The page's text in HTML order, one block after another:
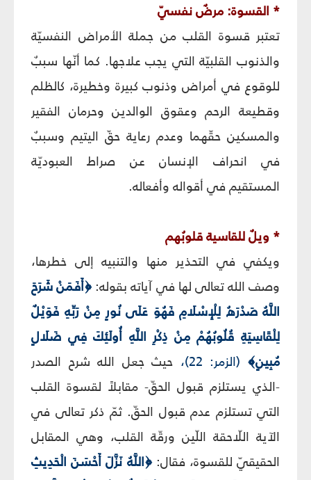
* القسوة: مرضٌ نفسيّ
تعتبر قسوة القلب من جملة الأمراض النفسيّة
والذنوب القلبيّة التي يجب علاجها. كما أنّها سببٌ
للوقوع في أمراض وذنوب كبيرة وخطيرة، كالظلم
وقطيعة الرحم وعقوق الوالدين وحرمان الفقير
والمسكين حقّهما وعدم رعاية حقّ اليتيم وسببٌ
في انحراف الإنسان عن صراط العبوديّة
المستقيم في أقواله وأفعاله.
* ويلٌ للقاسية قلوبُهم
ويكفي في التحذير منها والتنبيه إلى خطرها،
وصف الله تعالى لها في آياته بقوله: ﴿أَفَمَنْ شَرَحَ
اللَّهُ صَدْرَهُ لِلْإِسْلَامِ فَهُوَ عَلَى نُورٍ مِنْ رَبِّهِ فَوَيْلٌ
لِلْقَاسِيَةِ قُلُوبُهُمْ مِنْ ذِكْرِ اللَّهِ أُولَئِكَ فِي ضَلَالٍ
مُبِينٍ﴾(الزمر: 22)،
حيث جعل الله شرح الصدر
-الذي يستلزم قبول الحقّ- مقابلاً لقسوة القلب
التي تستلزم عدم قبول الحقّ. ثمّ ذكر تعالى في
الآية اللّاحقة اللّين ورقّة القلب، وهي المقابل
الحقيقيّ للقسوة، فقال: ﴿اللَّهُ نَزَّلَ أَحْسَنَ الْحَدِيثِ